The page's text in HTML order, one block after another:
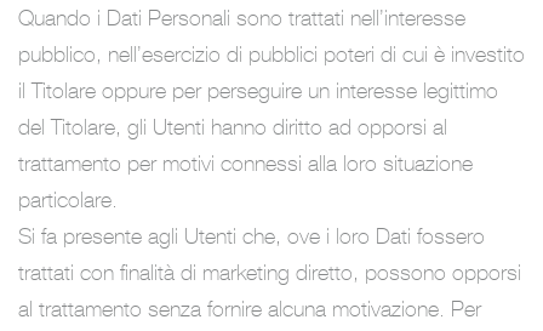
Quando i Dati Personali sono trattati nell’interesse
pubblico, nell’esercizio di pubblici poteri di cui è investito
il Titolare oppure per perseguire un interesse legittimo
del Titolare, gli Utenti hanno diritto ad opporsi al
trattamento per motivi connessi alla loro situazione
particolare.
Si fa presente agli Utenti che, ove i loro Dati fossero
trattati con finalità di marketing diretto, possono opporsi
al trattamento senza fornire alcuna motivazione. Per